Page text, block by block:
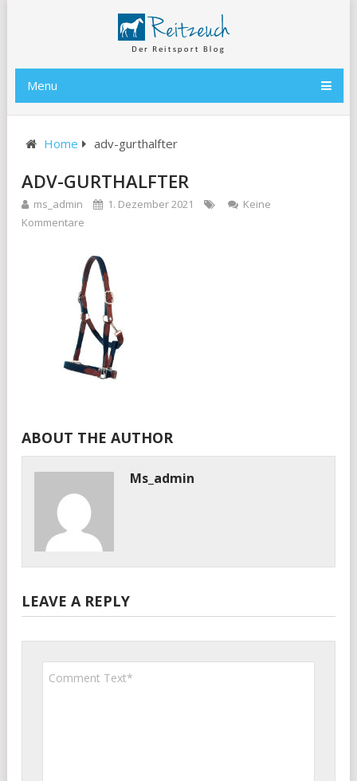
Menu
Home adv-gurthalfter
ADV-GURTHALFTER
ms_admin 1. Dezember 2021
Keine
Kommentare
ABOUT THE AUTHOR
Ms_admin
LEAVE A REPLY